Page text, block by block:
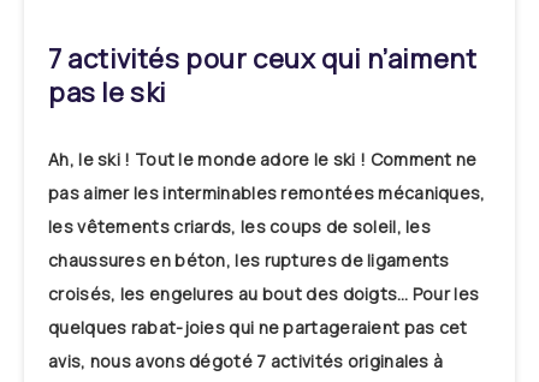
7 activités pour ceux qui n’aiment
pas le ski
Ah, le ski ! Tout le monde adore le ski ! Comment ne
pas aimer les interminables remontées mécaniques,
les vêtements criards, les coups de soleil, les
chaussures en béton, les ruptures de ligaments
croisés, les engelures au bout des doigts… Pour les
quelques rabat-joies qui ne partageraient pas cet
avis, nous avons dégoté 7 activités originales à